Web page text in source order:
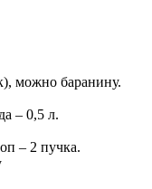
можно баранину.
– 0,5 л.
– 2 пучка.